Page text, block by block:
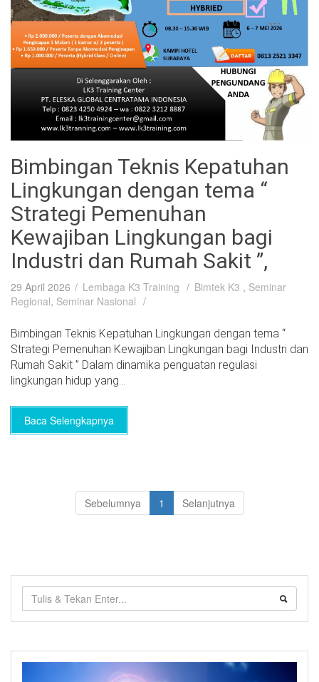
Bimbingan Teknis Kepatuhan
Lingkungan dengan tema “
Strategi Pemenuhan
Kewajiban Lingkungan bagi
Industri dan Rumah Sakit ”,
29 April 2026 Lembaga K3 Training Bimtek K3 , Seminar
Regional, Seminar Nasional
Bimbingan Teknis Kepatuhan Lingkungan dengan tema “
Strategi Pemenuhan Kewajiban Lingkungan bagi Industri dan
Rumah Sakit ” Dalam dinamika penguatan regulasi
lingkungan hidup yang...
Baca Selengkapnya
Sebelumnya 1 Selanjutnya